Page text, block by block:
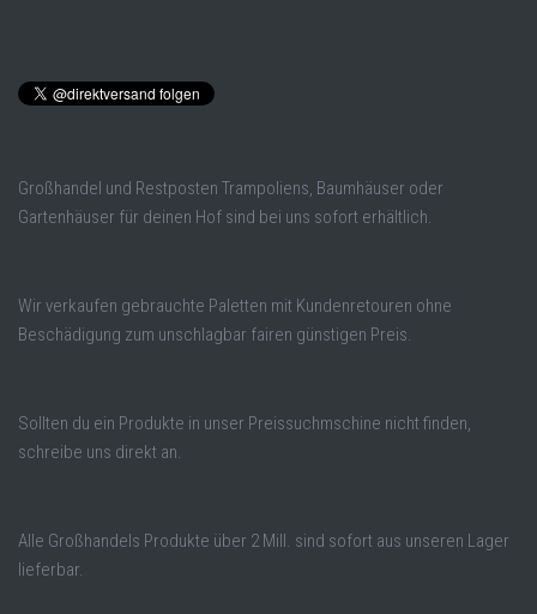
Großhandel und Restposten Trampoliens, Baumhäuser oder
Gartenhäuser für deinen Hof sind bei uns sofort erhältlich.
Wir verkaufen gebrauchte Paletten mit Kundenretouren ohne
Beschädigung zum unschlagbar fairen günstigen Preis.
Sollten du ein Produkte in unser Preissuchmschine nicht finden,
schreibe uns direkt an.
Alle Großhandels Produkte über 2 Mill. sind sofort aus unseren Lager
lieferbar.